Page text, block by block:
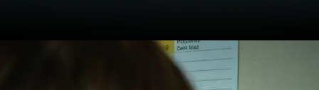
https://ademilsoncs.adv.br/